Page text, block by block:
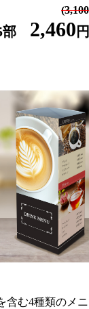
部 2,460
含む4種類のメ